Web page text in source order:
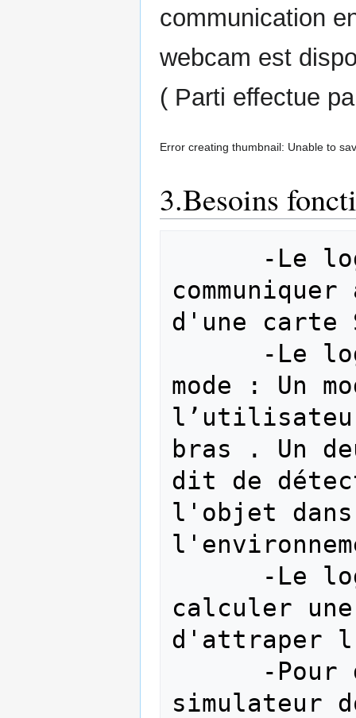
communication
webcam est
( Parti effectue
Error creating thumbnail: Unable to
3.Besoins
d'une
mode : Un
bras . Un
dit de
l'objet dans
calculer
d'attraper
simulateur